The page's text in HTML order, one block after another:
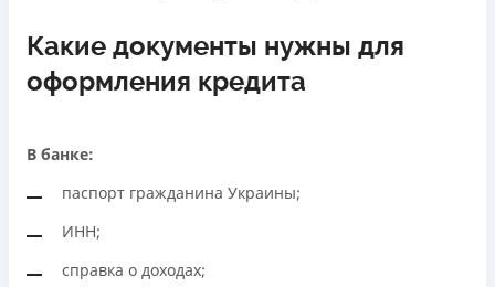
Какие документы нужны для
оформления кредита
В банке:
паспорт гражданина Украины;
ИНН;
справка о доходах;